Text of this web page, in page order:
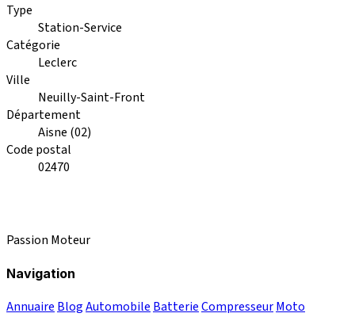
Type
Station-Service
Catégorie
Leclerc
Ville
Neuilly-Saint-Front
Département
Aisne (02)
Code postal
02470
Passion Moteur
Navigation
Annuaire BlogAutomobile BatterieCompresseurMoto